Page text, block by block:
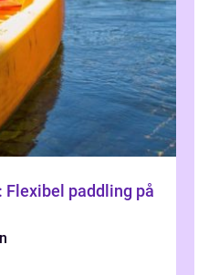
Flexibel paddling på